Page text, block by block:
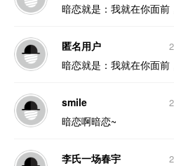
暗恋就是：我就在你面前
匿名用户
暗恋就是：我就在你面前
smile
暗恋啊暗恋~
李氏一场春宇